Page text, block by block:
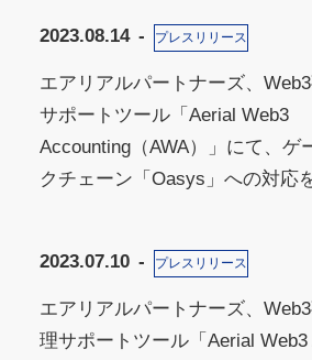
2023.08.14 プレスリリース
エアリアルパートナーズ、
サポートツール「Aerial Web3
Accounting（AWA）」にて、ゲ
クチェーン「Oasys」への対応
2023.07.10 プレスリリース
エアリアルパートナーズ、
理サポートツール「Aerial